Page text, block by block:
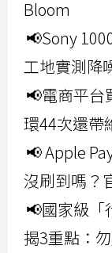
Bloom
📢Sony
工地實測降
📢電商平台
環44次還帶
📢 Apple
沒刷到嗎？
📢國家級「
揭3重點：